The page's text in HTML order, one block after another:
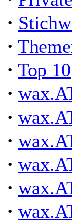
·
·
· Top 10
·
·
·
·
·
·